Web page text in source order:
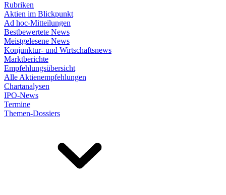
Rubriken
Aktien im Blickpunkt
Ad hoc-Mitteilungen
Bestbewertete News
Meistgelesene News
Konjunktur- und Wirtschaftsnews
Marktberichte
Empfehlungsübersicht
Alle Aktienempfehlungen
Chartanalysen
IPO-News
Termine
Themen-Dossiers